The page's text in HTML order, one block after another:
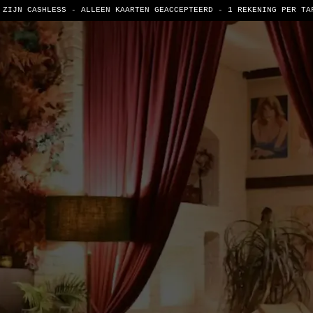
ZIJN CASHLESS - ALLEEN KAARTEN GEACCEPTEERD - 1 REKENING PER